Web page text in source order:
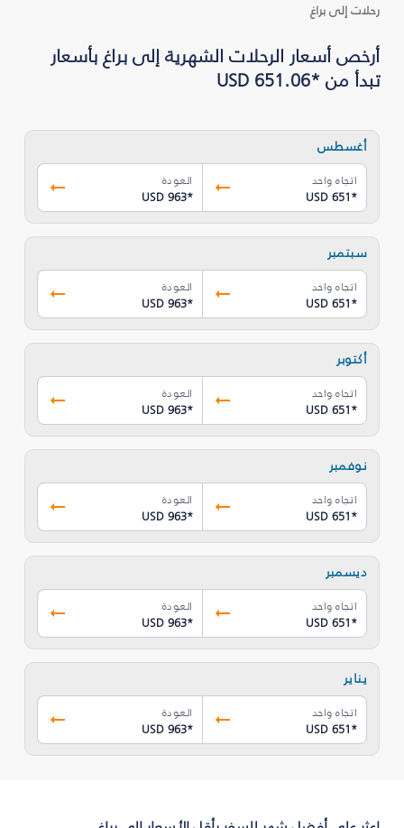
رحلات إلى براغ
أرخص أسعار الرحلات الشهرية إلى براغ بأسعار
تبدأ من *USD 651.06
أغسطس
اتجاه واحد
USD 651*
العودة
USD 963*
سبتمبر
اتجاه واحد
USD 651*
العودة
USD 963*
أكتوبر
اتجاه واحد
USD 651*
العودة
USD 963*
نوفمبر
اتجاه واحد
USD 651*
العودة
USD 963*
ديسمبر
اتجاه واحد
USD 651*
العودة
USD 963*
يناير
اتجاه واحد
USD 651*
العودة
USD 963*